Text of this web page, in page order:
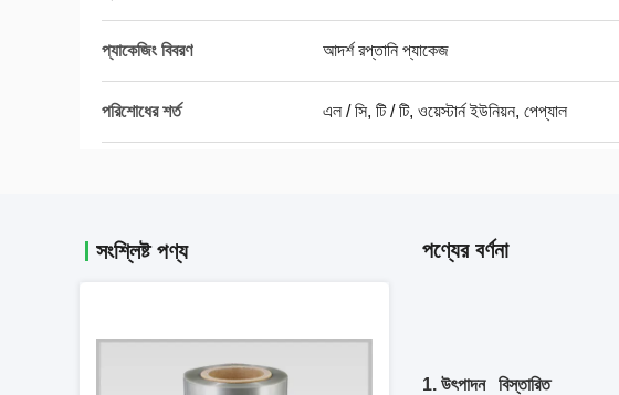
প্যাকেজিং বিবরণ আদর্শ রপ্তানি প্যাকেজ
পরিশোধের শর্ত এল / সি, টি / টি, ওয়েস্টার্ন ইউনিয়ন, পেপ্যাল
সংশ্লিষ্ট পণ্য পণ্যের বর্ণনা
1. উৎপাদন বিস্তারিত